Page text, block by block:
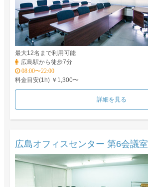
最大12名まで利用可能
広島駅から徒歩7分
08:00〜22:00
料金目安(1h) ￥1,300〜
詳細を見る
広島オフィスセンター 第6会議室